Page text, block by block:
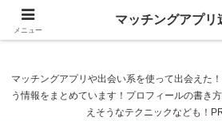
マッチングアプリ
マッチングアプリや出会い系を使って出会えた
う情報をまとめています！プロフィールの書き
えそうなテクニックなども！
メニュー
マッチングアプリ